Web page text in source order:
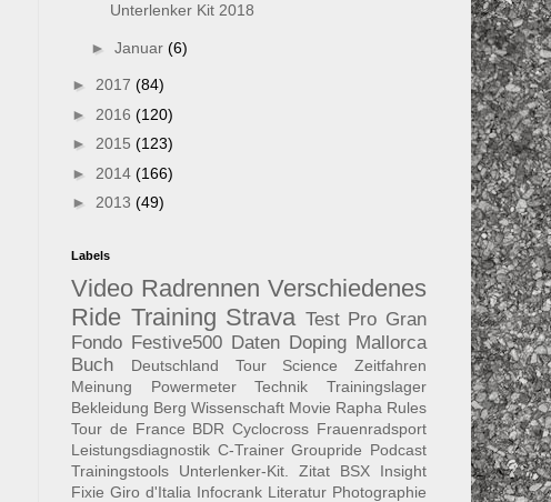
Unterlenker Kit 2018
► Januar (6)
► 2017 (84)
► 2016 (120)
► 2015 (123)
► 2014 (166)
► 2013 (49)
Labels
Video Radrennen Verschiedenes
Ride Training Strava Test Pro Gran
Fondo Festive500 Daten Doping Mallorca
Buch
Deutschland Tour Science
Zeitfahren
Meinung
Powermeter Technik
Trainingslager
Bekleidung Berg Wissenschaft Movie Rapha Rules
Tour de France BDR Cyclocross Frauenradsport
Leistungsdiagnostik C-Trainer Groupride Podcast
Trainingstools
Unterlenker-Kit. Zitat
BSX Insight
Fixie Giro d'Italia Infocrank Literatur Photographie